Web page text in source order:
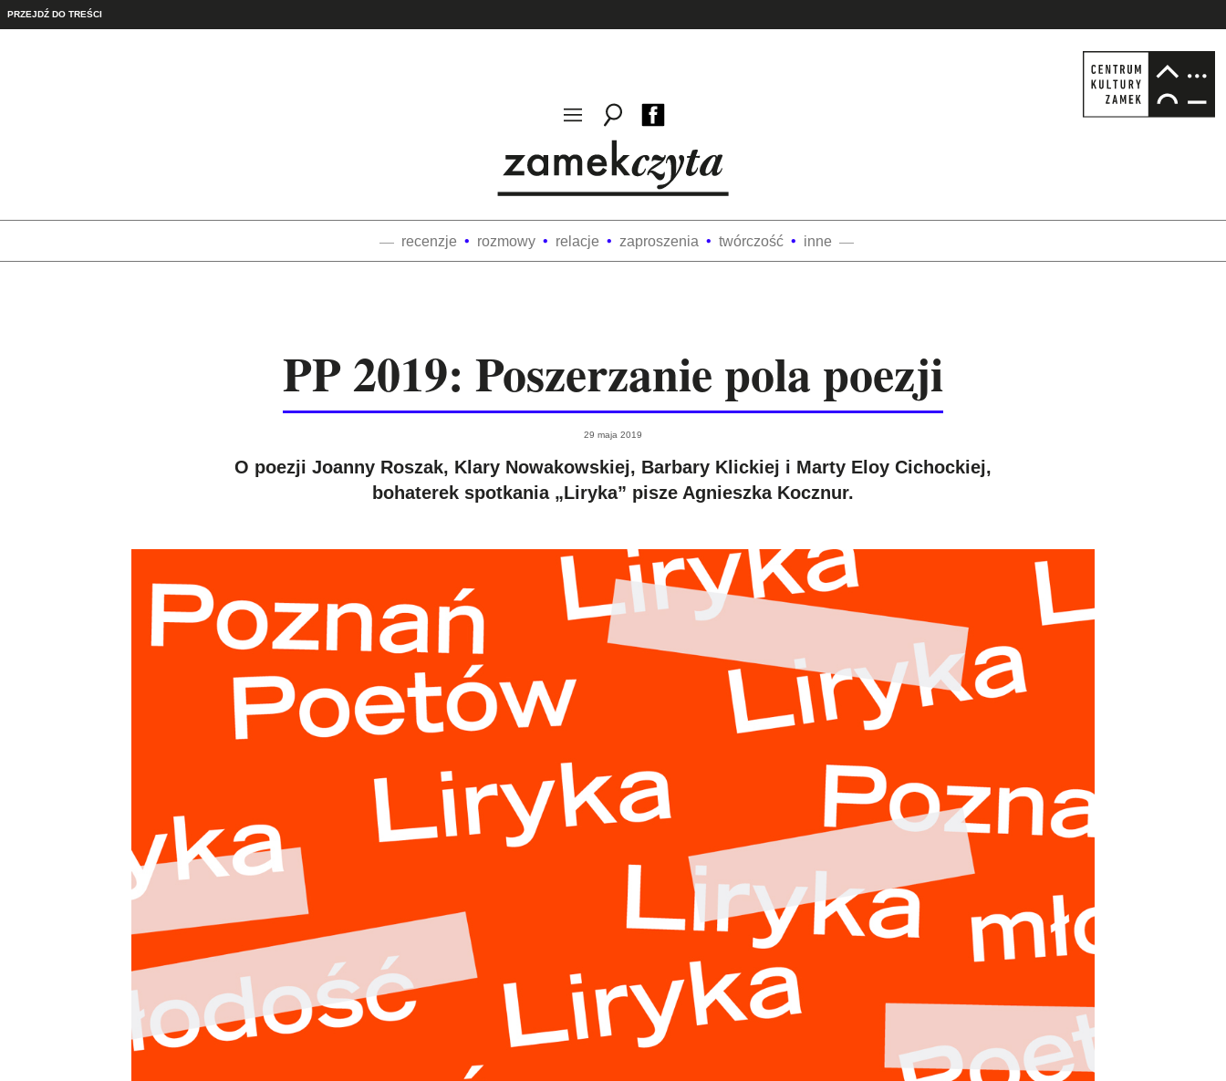
PRZEJDŹ DO TREŚCI
recenzje rozmowy relacje zaproszenia twórczość inne
PP 2019: Poszerzanie pola poezji
29 maja 2019
O poezji Joanny Roszak, Klary Nowakowskiej, Barbary Klickiej i Marty Eloy Cichockiej,
bohaterek spotkania „Liryka” pisze Agnieszka Kocznur.